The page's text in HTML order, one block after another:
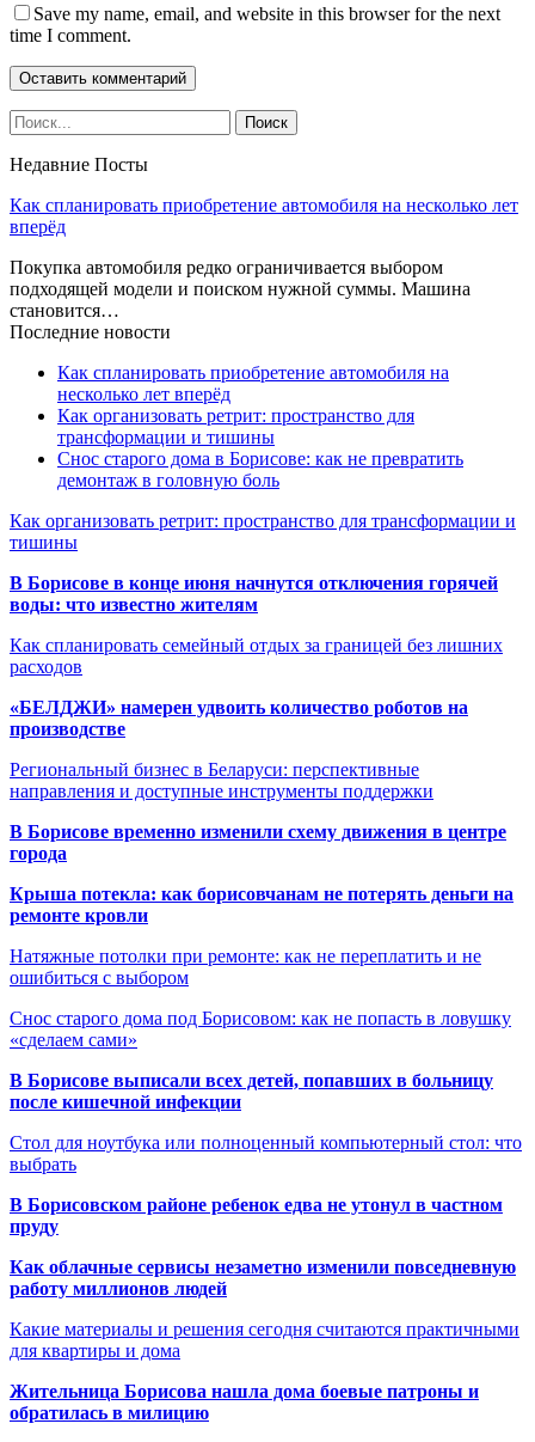
Save my name, email, and website in this browser for the next
time I comment.
Недавние Посты
Как спланировать приобретение автомобиля на несколько лет
вперёд
Покупка автомобиля редко ограничивается выбором
подходящей модели и поиском нужной суммы. Машина
становится…
Последние новости
Как спланировать приобретение автомобиля на
несколько лет вперёд
Как организовать ретрит: пространство для
трансформации и тишины
Снос старого дома в Борисове: как не превратить
демонтаж в головную боль
Как организовать ретрит: пространство для трансформации и
тишины
В Борисове в конце июня начнутся отключения горячей
воды: что известно жителям
Как спланировать семейный отдых за границей без лишних
расходов
«БЕЛДЖИ» намерен удвоить количество роботов на
производстве
Региональный бизнес в Беларуси: перспективные
направления и доступные инструменты поддержки
В Борисове временно изменили схему движения в центре
города
Крыша потекла: как борисовчанам не потерять деньги на
ремонте кровли
Натяжные потолки при ремонте: как не переплатить и не
ошибиться с выбором
Снос старого дома под Борисовом: как не попасть в ловушку
«сделаем сами»
В Борисове выписали всех детей, попавших в больницу
после кишечной инфекции
Стол для ноутбука или полноценный компьютерный стол: что
выбрать
В Борисовском районе ребенок едва не утонул в частном
пруду
Как облачные сервисы незаметно изменили повседневную
работу миллионов людей
Какие материалы и решения сегодня считаются практичными
для квартиры и дома
Жительница Борисова нашла дома боевые патроны и
обратилась в милицию